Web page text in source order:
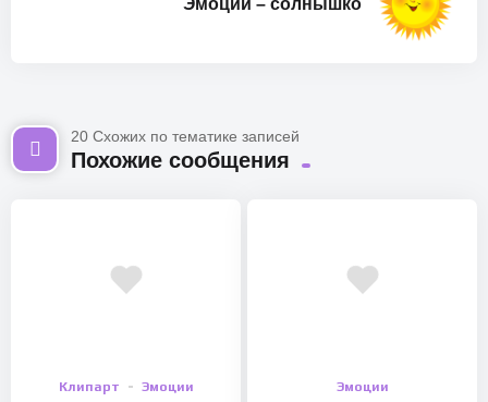
Эмоции – солнышко
20 Схожих по тематике записей
Похожие сообщения
Клипарт Эмоции Эмоции